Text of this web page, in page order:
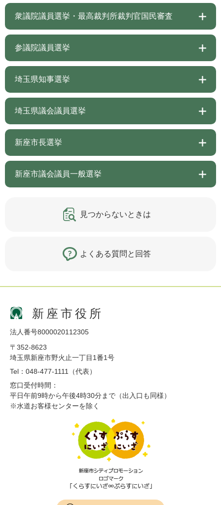
衆議院議員選挙・最高裁判所裁判官国民審査
参議院議員選挙
埼玉県知事選挙
埼玉県議会議員選挙
新座市長選挙
新座市議会議員一般選挙
見つからないときは
よくある質問と回答
新座市役所
法人番号8000020112305
〒352-8623
埼玉県新座市野火止一丁目1番1号
Tel：048-477-1111（代表）
窓口受付時間：
平日午前9時から午後4時30分まで（出入口も同様）
※水道お客様センターを除く